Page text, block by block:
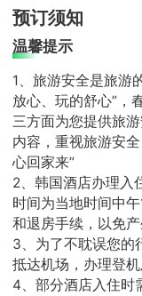
预订须知
温馨提示
1、旅游安全是旅游
放心、玩的舒心”，
三方面为您提供旅
内容，重视旅游安
心回家来”
2、韩国酒店办理入
时间为当地时间中
和退房手续，以免产
3、为了不耽误您的
抵达机场，办理登机
4、部分酒店入住时